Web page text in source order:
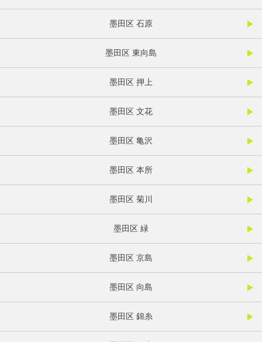
墨田区 石原
墨田区 東向島
墨田区 押上
墨田区 文花
墨田区 亀沢
墨田区 本所
墨田区 菊川
墨田区 緑
墨田区 京島
墨田区 向島
墨田区 錦糸